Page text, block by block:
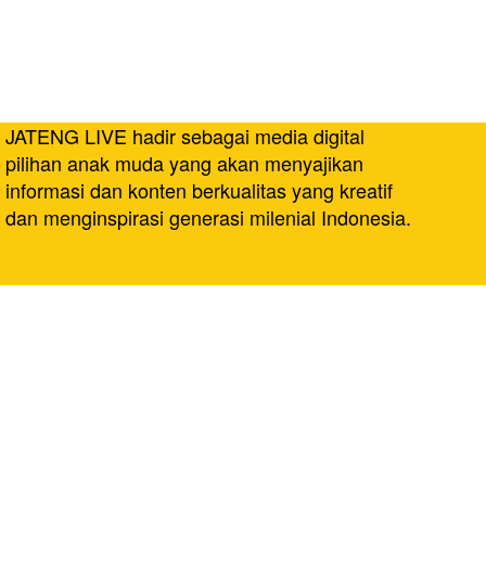
JATENG LIVE hadir sebagai media digital
pilihan anak muda yang akan menyajikan
informasi dan konten berkualitas yang kreatif
dan menginspirasi generasi milenial Indonesia.